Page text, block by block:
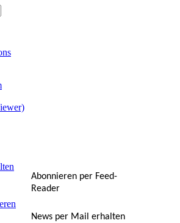
Abonnieren per Feed-
Reader
News per Mail erhalten